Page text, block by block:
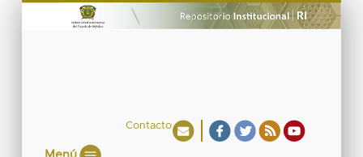
Contacto